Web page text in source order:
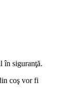
în siguranţă.
coş vor fi